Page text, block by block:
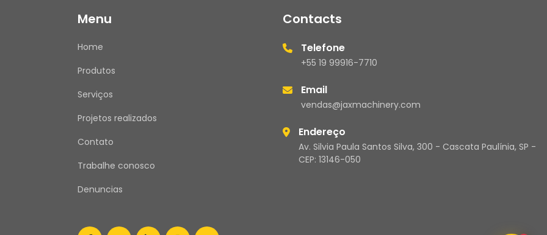
Menu
Home
Produtos
Serviços
Projetos realizados
Contato
Trabalhe conosco
Denuncias
Contacts
Telefone
+55 19 99916-7710
Email
vendas@jaxmachinery.com
Endereço
Av. Silvia Paula Santos Silva, 300 - Cascata Paulínia, SP -
CEP: 13146-050